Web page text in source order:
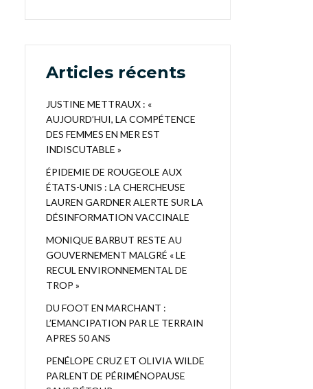
Articles récents
JUSTINE METTRAUX : «
AUJOURD’HUI, LA COMPÉTENCE
DES FEMMES EN MER EST
INDISCUTABLE »
ÉPIDEMIE DE ROUGEOLE AUX
ÉTATS-UNIS : LA CHERCHEUSE
LAUREN GARDNER ALERTE SUR LA
DÉSINFORMATION VACCINALE
MONIQUE BARBUT RESTE AU
GOUVERNEMENT MALGRÉ « LE
RECUL ENVIRONNEMENTAL DE
TROP »
DU FOOT EN MARCHANT :
L’EMANCIPATION PAR LE TERRAIN
APRES 50 ANS
PENÉLOPE CRUZ ET OLIVIA WILDE
PARLENT DE PÉRIMÉNOPAUSE